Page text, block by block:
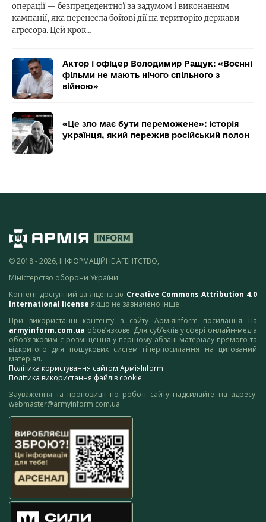
операції — безпрецедентної за задумом і виконанням
кампанії, яка перенесла бойові дії на територію держави-
агресора. Цей крок…
Актор і офіцер Володимир Ращук: «Воєнні
фільми не мають нічого спільного з
війною»
«Це зло має бути переможене»: історія
українця, який пережив російський полон
© 2018 - 2026, ІНФОРМАЦІЙНЕ АГЕНТСТВО,
Міністерство оборони України
Контент доступний за ліцензією Creative Commons Attribution 4.0
International license якщо не зазначено інше.
При використанні контенту з сайту АрміяInform посилання на
armyinform.com.ua обов’язкове. Для суб’єктів у сфері онлайн-медіа
обов’язковим є розміщення у першому абзаці матеріалу прямого та
відкритого для пошукових систем гіперпосилання на цитований
матеріал.
Політика користування сайтом АрміяInform
Політика використання файлів cookie
Зауваження та пропозиції по роботі сайту надсилайте на адресу:
webmaster@armyinform.com.ua